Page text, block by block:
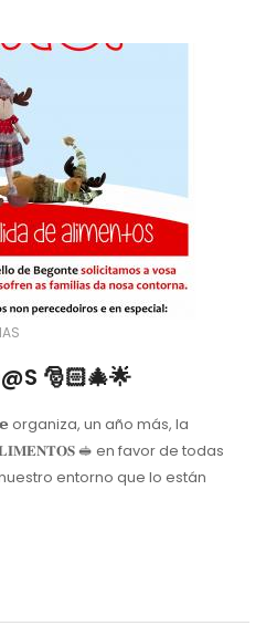
🎅🏻🎄🌟
organiza, un año más, la
🥪 en favor de todas
entorno que lo están